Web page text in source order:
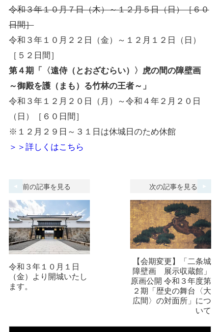
令和３年１０月７日（木）～１２月５日（日）［６０
日間］
令和３年１０月２２日（金）～１２月１２日（日）
［５２日間］
第４期「〈遠侍（とおざむらい）〉虎の間の障壁画
～御殿を護（まも）る竹林の王者～」
令和３年１２月２０日（月）～令和４年２月２０日
（日）［６０日間］
※１２月２９日～３１日は休城日のため休館
＞＞詳しくはこちら
前の記事を見る
令和３年１０月１日
（金）より開城いたし
ます。
次の記事を見る
【会期変更】「二条城
障壁画 展示収蔵館」
原画公開 令和３年度第
２期「歴史の舞台〈大
広間〉の対面所」につ
いて